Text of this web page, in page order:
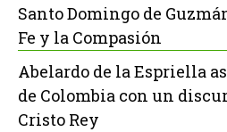
Santo Domingo de
Fe y la Compasión
Abelardo de la Espriella
de Colombia con un
Cristo Rey